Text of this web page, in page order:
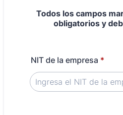
Todos los campos
obligatorios y
NIT de la empresa *